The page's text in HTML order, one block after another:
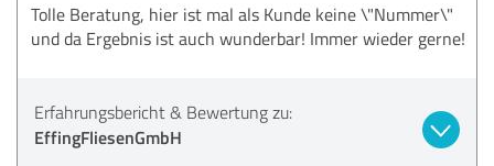
Tolle Beratung, hier ist mal als Kunde keine \"Nummer\"
und da Ergebnis ist auch wunderbar! Immer wieder gerne!
Erfahrungsbericht & Bewertung zu:
EffingFliesenGmbH